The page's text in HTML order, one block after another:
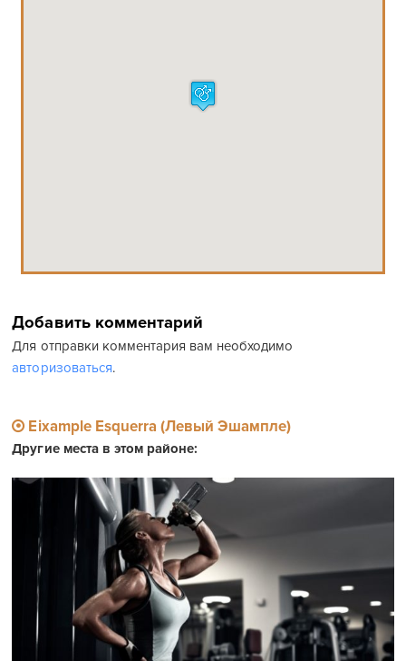
Добавить комментарий
Для отправки комментария вам необходимо
авторизоваться.
Eixample Esquerra (Левый Эшампле)
Другие места в этом районе: